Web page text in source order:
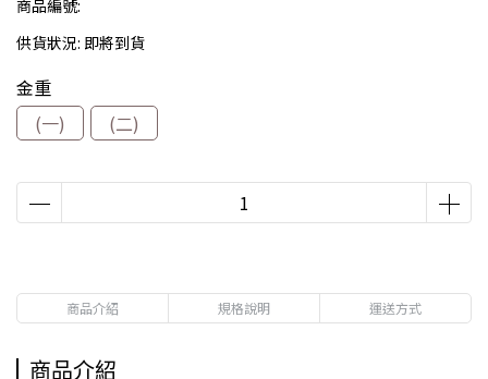
商品編號:
供貨狀況: 即將到貨
金重
(一)
(二)
商品介紹 規格說明 運送方式
商品介紹